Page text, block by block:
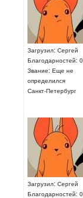
Загрузил: Сергей
Благодарностей: 0
Звание: Еще не
определился
Санкт-Петербург
Загрузил: Сергей
Благодарностей: 0